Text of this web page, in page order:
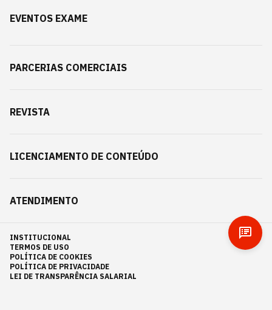
EVENTOS EXAME
PARCERIAS COMERCIAIS
REVISTA
LICENCIAMENTO DE CONTEÚDO
ATENDIMENTO
INSTITUCIONAL
TERMOS DE USO
POLÍTICA DE COOKIES
POLÍTICA DE PRIVACIDADE
LEI DE TRANSPARÊNCIA SALARIAL